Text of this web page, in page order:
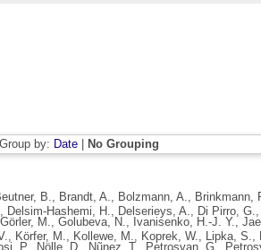
Group by: Date| No Grouping
B., Brandt, A., Bolzmann, A., Brinkmann,
, Delsim-Hashemi, H., Delserieys, A., Di Pirro, G.,
Görler, M., Golubeva, N., Ivanisenko, H.-J. Y.,
, Körfer, M., Kollewe, M., Koprek, W., Lipka, S.,
P., Nölle, D., Nũnez, T., Petrosyan, G.,